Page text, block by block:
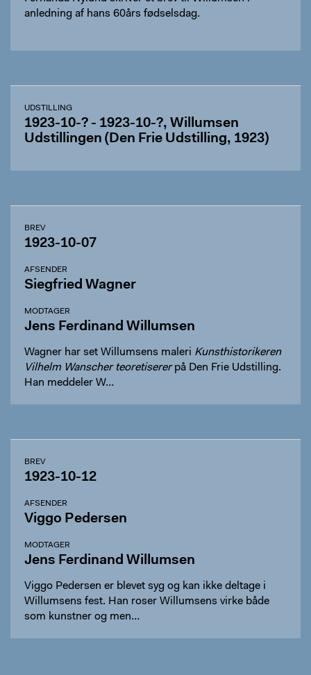
anledning af hans 60års fødselsdag.
UDSTILLING
1923-10-? - 1923-10-?, Willumsen
Udstillingen (Den Frie Udstilling, 1923)
BREV
1923-10-07
AFSENDER
Siegfried Wagner
MODTAGER
Jens Ferdinand Willumsen
Wagner har set Willumsens maleri Kunsthistorikeren
Vilhelm Wanscher teoretisererpå Den Frie Udstilling.
Han meddeler W…
BREV
1923-10-12
AFSENDER
Viggo Pedersen
MODTAGER
Jens Ferdinand Willumsen
Viggo Pedersen er blevet syg og kan ikke deltage i
Willumsens fest. Han roser Willumsens virke både
som kunstner og men…